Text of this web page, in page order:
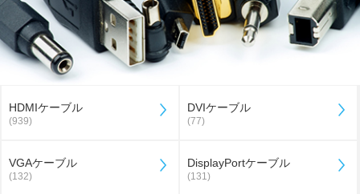
HDMIケーブル
(939)
DVIケーブル
(77)
VGAケーブル
(132)
DisplayPortケーブル
(131)